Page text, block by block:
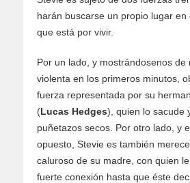
harán buscarse un propio lugar en
que está por vivir.
Por un lado, y mostrándosenos de
violenta en los primeros minutos,
fuerza representada por su
(Lucas Hedges), quien lo sacude
puñetazos secos. Por otro lado, y
opuesto, Stevie es también
caluroso de su madre, con quien
fuerte conexión hasta que éste